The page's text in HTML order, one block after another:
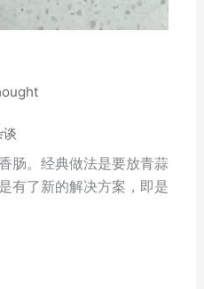
谈
肠。经典做法是要放青蒜
有了新的解决方案，即是